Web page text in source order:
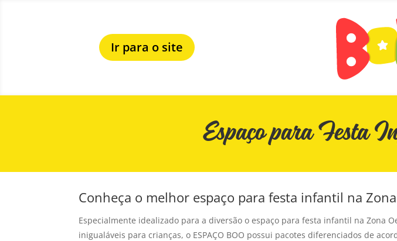
Ir para o site
Espaço para Festa
Conheça o melhor espaço para festa infantil na
Especialmente idealizado para a diversão o espaço para festa infantil na
inigualáveis para crianças, o ESPAÇO BOO possui pacotes diferenciados de